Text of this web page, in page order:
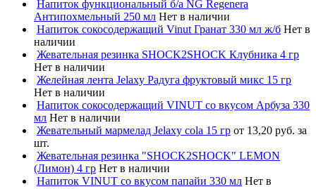
Напиток функциональный б/а NG Regenera
Антипохмельный 250 мл Нет в наличии
Напиток сокосодержащий Vinut Гранат 330 мл ж/б Нет в
наличии
Жевательная резинка SHOCK2SHOCK Клубника 4 гр
Нет в наличии
Желейная лента Jelaxy Радуга фруктовый микс 15 гр
Нет в наличии
Напиток сокосодержащий VINUT со вкусом Арбуза 330
мл Нет в наличии
Жевательный мармелад Jelaxy cola 15 гр от 13,20 руб. за
шт.
Жевательная резинка "SHOCK2SHOCK" LEMON
(Лимон) 4 гр Нет в наличии
Напиток VINUT со вкусом папайи 330 мл Нет в